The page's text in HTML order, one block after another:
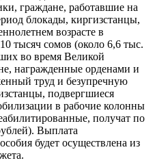
граждане, работавшие на
блокады, киргизстанцы,
возрасте в
тысяч сомов (около 6,6 тыс.
во время Великой
награжденные орденами и
труд и безупречную
подвергшиеся
в рабочие колонны
получат по
Выплата
будет осуществлена из